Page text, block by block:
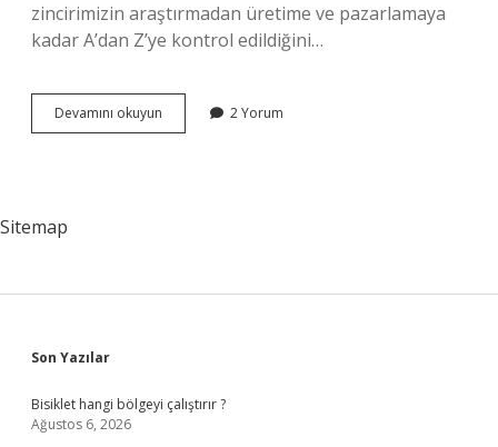
zincirimizin araştırmadan üretime ve pazarlamaya
kadar A’dan Z’ye kontrol edildiğini…
Devamını okuyun
E
2 Yorum
Sitemap
Sidebar
Son Yazılar
Bisiklet hangi bölgeyi çalıştırır ?
Ağustos 6, 2026